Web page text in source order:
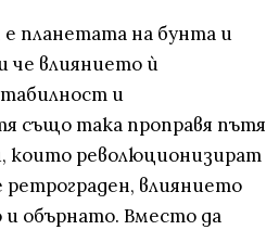
е планетата на бунта и
че влиянието ѝ
и
също така проправя пътя
които революционизират
ретрограден, влиянието
обърнато. Вместо да